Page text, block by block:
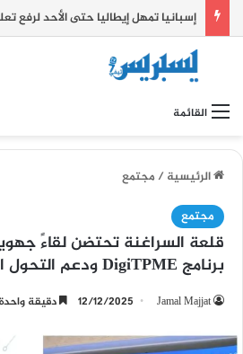
القائمة
الرئيسية/مجتمع
مجتمع
قلعة السراغنة تحتضن لقاءً
برنامج DigiTPME ودعم التحول الرقمي للمقاولات
Jamal Majjat
12/12/2025 دقيقة واحدة